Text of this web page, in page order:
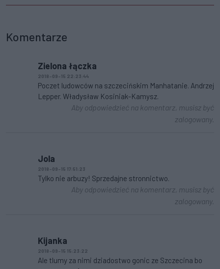
Komentarze
Zielona łączka
2018-09-15 22:23:44
Poczet ludowców na szczecińskim Manhatanie. Andrzej
Lepper. Władysław Kosiniak-Kamysz.
Aby odpowiedzieć na komentarz, musisz być
zalogowany.
Jola
2018-09-15 17:51:23
Tylko nie arbuzy! Sprzedajne stronnictwo.
Aby odpowiedzieć na komentarz, musisz być
zalogowany.
Kijanka
2018-09-15 15:23:22
Ale tlumy za nimi dziadostwo gonic ze Szczecina bo